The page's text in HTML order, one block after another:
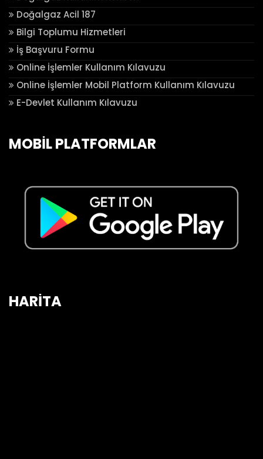
Doğalgaz Acil 187
Bilgi Toplumu Hizmetleri
İş Başvuru Formu
Online İşlemler Kullanım Kılavuzu
Online İşlemler Mobil Platform Kullanım Kılavuzu
E-Devlet Kullanım Kılavuzu
MOBİL PLATFORMLAR
HARİTA